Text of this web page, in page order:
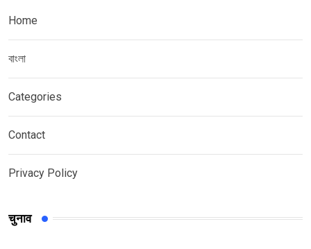
Home
বাংলা
Categories
Contact
Privacy Policy
चुनाव